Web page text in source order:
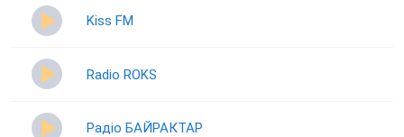
Kiss FM
Radio ROKS
Радіо БАЙРАКТАР